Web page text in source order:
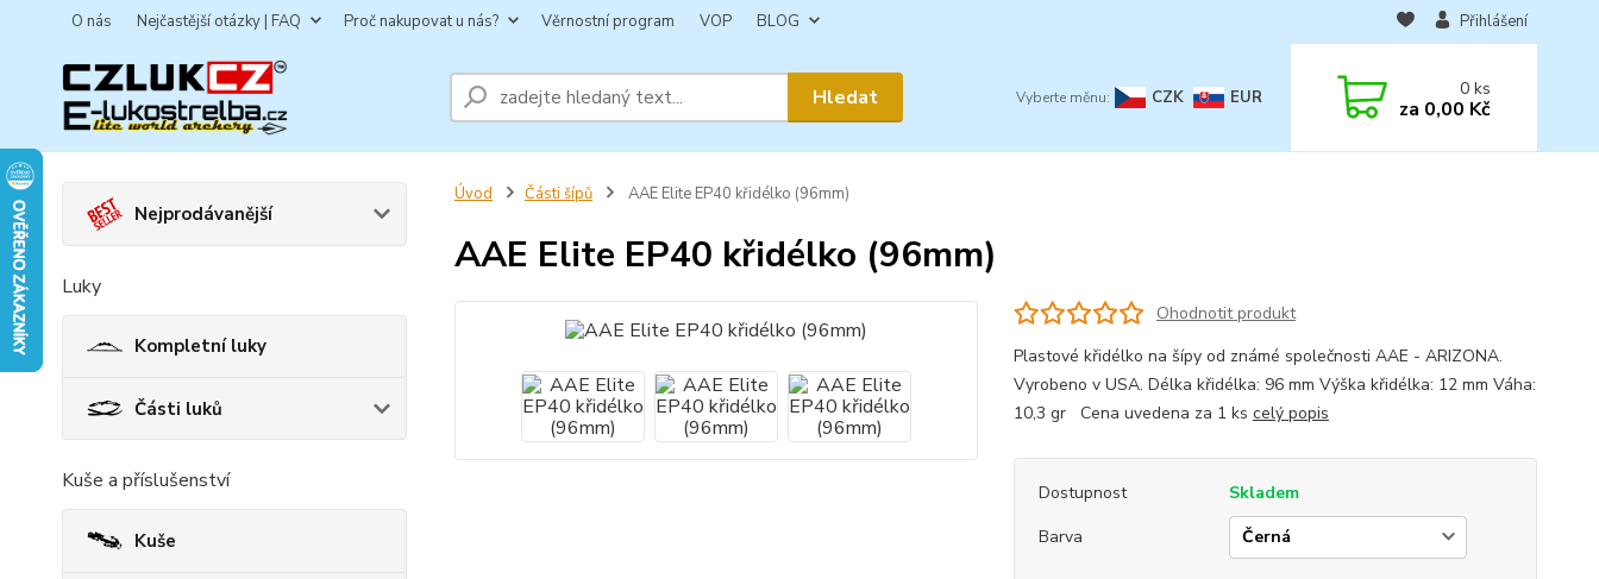
O nás Nejčastější otázky | FAQ Proč nakupovat u nás? Věrnostní program VOP BLOG
CZK EUR
Přihlášení
Hledat 0ks
za 0,00 Kč
Nejprodávanější
Luky
Kompletní luky
Části luků
Kuše a příslušenství
Kuše
Úvod Části šípů AAE Elite EP40 křidélko (96mm)
AAE Elite EP40 křidélko (96mm)
Ohodnotit produkt
Plastové křidélko na šípy od známé společnosti AAE - ARIZONA.
Vyrobeno v USA. Délka křidélka: 96 mm Výška křidélka: 12 mm Váha:
10,3 gr Cena uvedena za 1 ks celý popis
Dostupnost
Skladem
Barva